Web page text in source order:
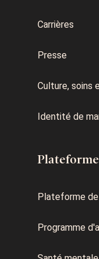
Carrières
Presse
Culture, soins
Identité de
Plateforme
Plateforme
Programme